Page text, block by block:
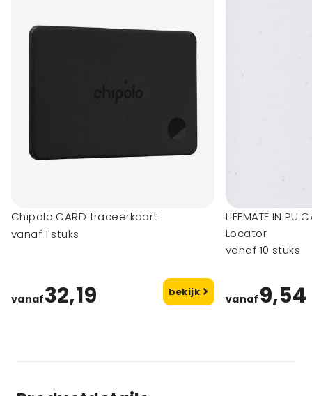
Chipolo CARD traceerkaart
vanaf 1 stuks
vanaf32,19 bekijk
LIFEMATE IN PU
Locator
vanaf 10 stuks
vanaf 9,54